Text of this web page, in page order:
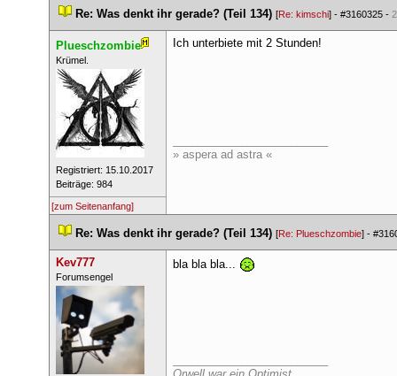
Re: Was denkt ihr gerade? (Teil 134) [Re: kimschi] - #3160325 -
Plueschzombie
​Krümel.
Registriert: 15.10.2017
Beiträge: 984
Ich unterbiete mit 2 Stunden!
» aspera ad astra «
[zum Seitenanfang]
Re: Was denkt ihr gerade? (Teil 134) [Re: Plueschzombie] -
Kev777
​Forumsengel
bla bla bla...